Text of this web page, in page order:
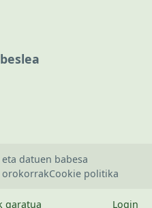
datuen babesa
orokorrakCookie politika
garatua Login